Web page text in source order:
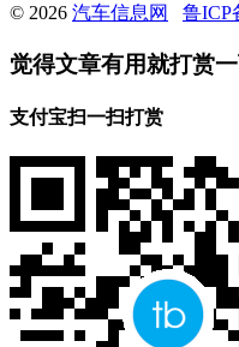
© 2026 汽车信息网 鲁ICP
觉得文章有用就打赏
支付宝扫一扫打赏